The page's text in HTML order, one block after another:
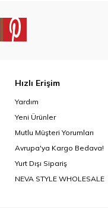
Hızlı Erişim
Yardım
Yeni Ürünler
Mutlu Müşteri Yorumları
Avrupa'ya Kargo Bedava!
Yurt Dışı Sipariş
NEVA STYLE WHOLESALE